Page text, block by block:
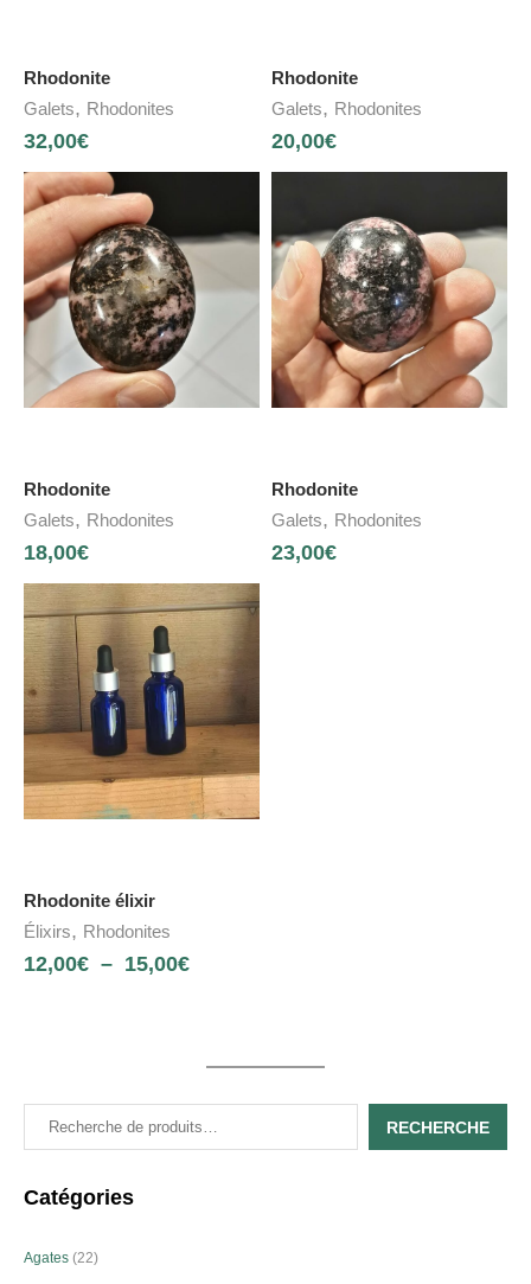
Rhodonite
Galets, Rhodonites
32,00€
Rhodonite
Galets, Rhodonites
20,00€
Rhodonite
Galets, Rhodonites
18,00€
Rhodonite
Galets, Rhodonites
23,00€
Rhodonite élixir
Élixirs, Rhodonites
12,00€ – 15,00€
RECHERCHE
Catégories
Agates 22